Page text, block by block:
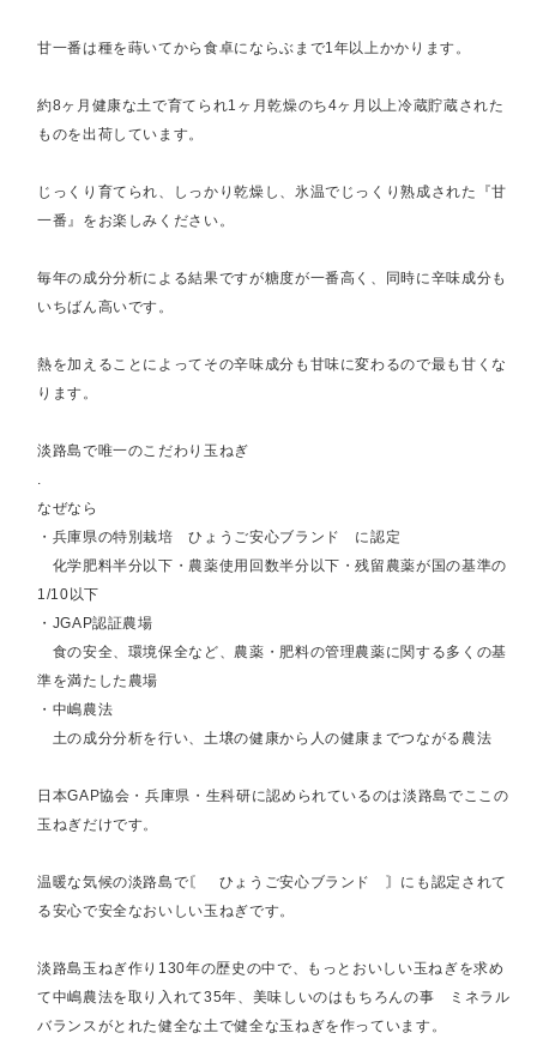
甘一番は種を蒔いてから食卓にならぶまで1年以上かかります。
約8ヶ月健康な土で育てられ1ヶ月乾燥のち4ヶ月以上冷蔵貯蔵された
ものを出荷しています。
じっくり育てられ、しっかり乾燥し、氷温でじっくり熟成された『甘
一番』をお楽しみください。
毎年の成分分析による結果ですが糖度が一番高く、同時に辛味成分も
いちばん高いです。
熱を加えることによってその辛味成分も甘味に変わるので最も甘くな
ります。
淡路島で唯一のこだわり玉ねぎ
.
なぜなら
・兵庫県の特別栽培 ひょうご安心ブランド に認定
化学肥料半分以下・農薬使用回数半分以下・残留農薬が国の基準の
1/10以下
・JGAP認証農場
食の安全、環境保全など、農薬・肥料の管理農薬に関する多くの基
準を満たした農場
・中嶋農法
土の成分分析を行い、土壌の健康から人の健康までつながる農法
日本GAP協会・兵庫県・生科研に認められているのは淡路島でここの
玉ねぎだけです。
温暖な気候の淡路島で〘 ひょうご安心ブランド 〙にも認定されて
る安心で安全なおいしい玉ねぎです。
淡路島玉ねぎ作り130年の歴史の中で、もっとおいしい玉ねぎを求め
て中嶋農法を取り入れて35年、美味しいのはもちろんの事 ミネラル
バランスがとれた健全な土で健全な玉ねぎを作っています。